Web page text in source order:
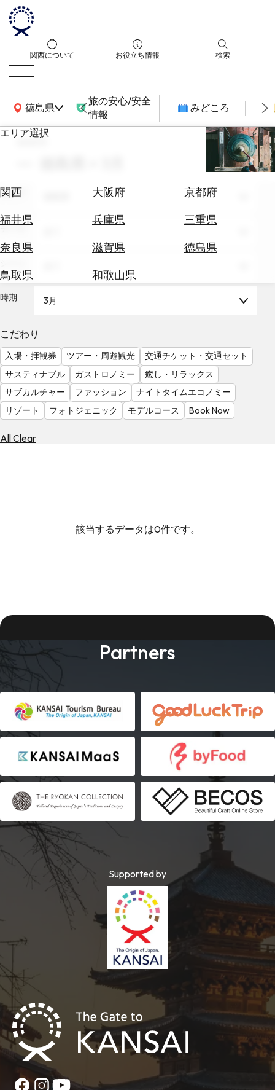
関西について お役立ち情報 検索
徳島県
関西広域MAP
旅の安心/安全
情報
みどころ
エリア選択
関西 大阪府
京都府
福井県
兵庫県
三重県
奈良県
滋賀県
徳島県
鳥取県
和歌山県
エ
券
テ
を
調
べ
る
天
気
を
見
る
search
エリア
テーマ
時期 3月
こだわり
入場・拝観券 ツアー・周遊観光
交通チケット・交通セット
サスティナブル
ガストロノミー
癒し・リラックス
サブカルチャー
ファッション
ナイトタイムエコノミー
リゾート
フォトジェニック モデルコース Book Now
All Clear
該当するデータは0件です。
Partners
Supported by